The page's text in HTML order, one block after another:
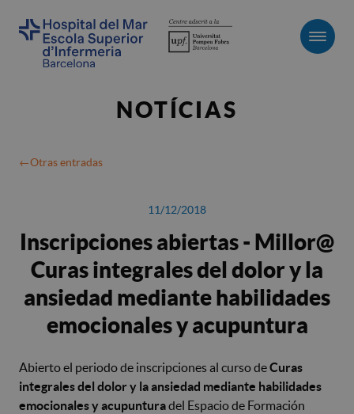
NOTÍCIAS
Otras entradas
11/12/2018
Inscripciones abiertas - Millor@
Curas integrales del dolor y la
ansiedad mediante habilidades
emocionales y acupuntura
Abierto el periodo de inscripciones al curso deCuras
integrales del dolor y la ansiedad mediante habilidades
emocionales y acupunturadel Espacio de Formación